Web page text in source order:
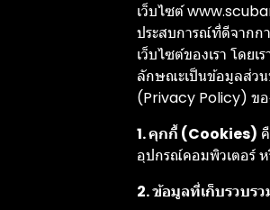
เว็บไซต์
ประสบการณ์ที่ดีจากก
เว็บไซต์ของเรา โดย
ลักษณะเป็นข้อมูลส่วน
(Privacy Policy) ขอ
1. คุกกี้ (Cookies)
อุปกรณ์คอมพิวเตอร์ ห
2. ข้อมูลที่เก็บรวบร